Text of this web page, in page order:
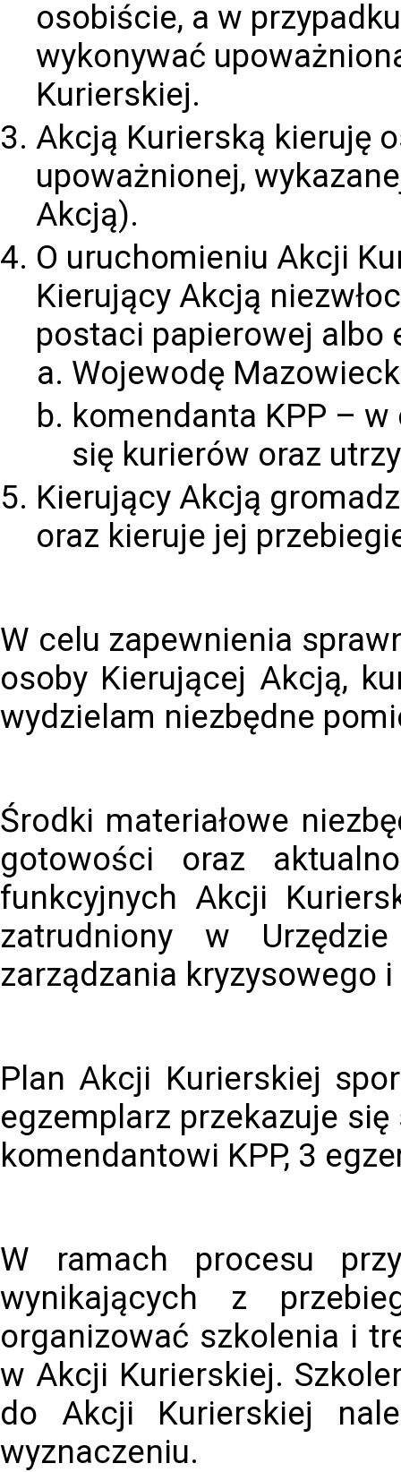
osobiście, a w
wykonywać
Kurierskiej.
Akcją Kurierską kieruję
upoważnionej,
Akcją).
O uruchomieniu Akcji
Kierujący Akcją
postaci papierowej albo
Wojewodę
komendanta KPP –
się kurierów oraz
Kierujący Akcją
oraz kieruje jej
W celu zapewnienia
osoby Kierującej Akcją,
wydzielam niezbędne
Środki materiałowe
gotowości oraz
funkcyjnych Akcji
zatrudniony w
zarządzania kryzysowego
Plan Akcji Kurierskiej
egzemplarz przekazuje
komendantowi KPP, 3
W ramach procesu
wynikających z
organizować szkolenia i
w Akcji Kurierskiej.
do Akcji Kurierskiej
wyznaczeniu.